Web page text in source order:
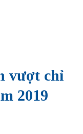
vượt chỉ
2019